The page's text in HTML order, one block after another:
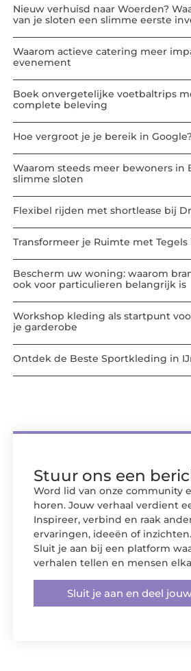
Nieuw verhuisd naar Woerden?
van je sloten een slimme eerste
Waarom actieve catering meer
evenement
Boek onvergetelijke voetbaltrips
complete beleving
Hoe vergroot je je bereik in Google?
Waarom steeds meer bewoners in
slimme sloten
Flexibel rijden met shortlease bij
Transformeer je Ruimte met
Bescherm uw woning: waarom
ook voor particulieren belangrijk is
Workshop kleding als startpunt
je garderobe
Ontdek de Beste Sportkleding in
Stuur ons een
Word lid van onze community
horen. Jouw verhaal verdient
Inspireer, verbind en raak
ervaringen, ideeën of inzichten.
Sluit je aan bij een platform
verhalen tellen en mensen
Sluit je aan en deel